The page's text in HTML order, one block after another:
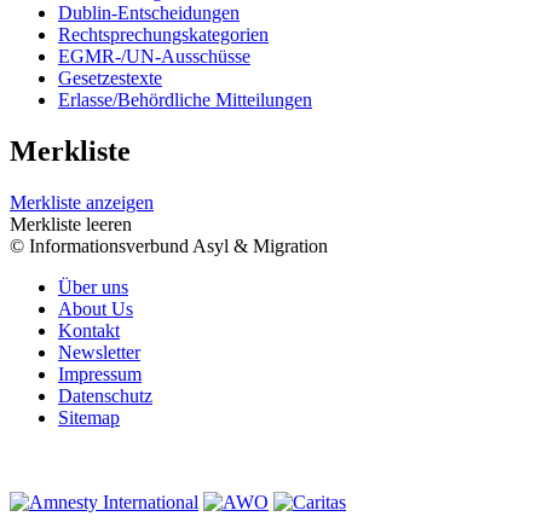
Dublin-Entscheidungen
Rechtsprechungskategorien
EGMR-/UN-Ausschüsse
Gesetzestexte
Erlasse/Behördliche Mitteilungen
Merkliste
Merkliste anzeigen
Merkliste leeren
© Informationsverbund Asyl & Migration
Über uns
About Us
Kontakt
Newsletter
Impressum
Datenschutz
Sitemap